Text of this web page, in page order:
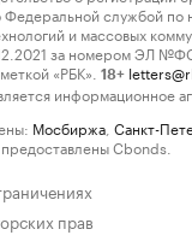
службой по
и массовых
за номером ЭЛ
«РБК».
18+
информационное
Мосбиржа Санкт-
Cbonds.
прав